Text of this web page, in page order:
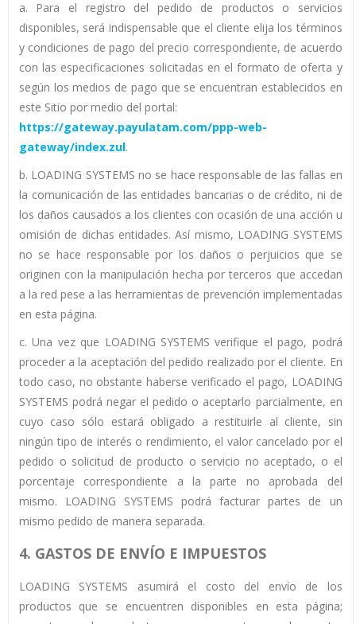
a. Para el registro del pedido de productos o servicios
disponibles, será indispensable que el cliente elija los términos
y condiciones de pago del precio correspondiente, de acuerdo
con las especificaciones solicitadas en el formato de oferta y
según los medios de pago que se encuentran establecidos en
este Sitio por medio del portal:
https://gateway.payulatam.com/ppp-web-
gateway/index.zul.
b. LOADING SYSTEMS no se hace responsable de las fallas en
la comunicación de las entidades bancarias o de crédito, ni de
los daños causados a los clientes con ocasión de una acción u
omisión de dichas entidades. Así mismo, LOADING SYSTEMS
no se hace responsable por los daños o perjuicios que se
originen con la manipulación hecha por terceros que accedan
a la red pese a las herramientas de prevención implementadas
en esta página.
c. Una vez que LOADING SYSTEMS verifique el pago, podrá
proceder a la aceptación del pedido realizado por el cliente. En
todo caso, no obstante haberse verificado el pago, LOADING
SYSTEMS podrá negar el pedido o aceptarlo parcialmente, en
cuyo caso sólo estará obligado a restituirle al cliente, sin
ningún tipo de interés o rendimiento, el valor cancelado por el
pedido o solicitud de producto o servicio no aceptado, o el
porcentaje correspondiente a la parte no aprobada del
mismo. LOADING SYSTEMS podrá facturar partes de un
mismo pedido de manera separada.
4. GASTOS DE ENVÍO E IMPUESTOS
LOADING SYSTEMS asumirá el costo del envío de los
productos que se encuentren disponibles en esta página;